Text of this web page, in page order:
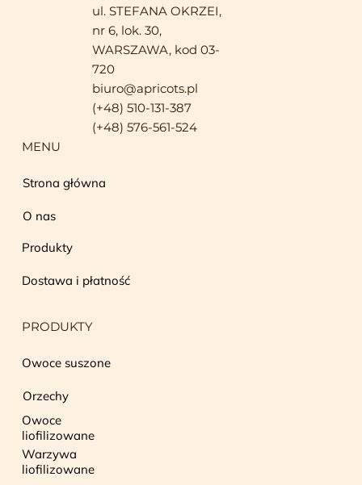
ul. STEFANA OKRZEI,
nr 6, lok. 30,
WARSZAWA, kod 03-
720
biuro@apricots.pl
(+48) 510-131-387
(+48) 576-561-524
MENU
Strona główna
O nas
Produkty
Dostawa i płatność
PRODUKTY
Owoce suszone
Orzechy
Owoce
liofilizowane
Warzywa
liofilizowane